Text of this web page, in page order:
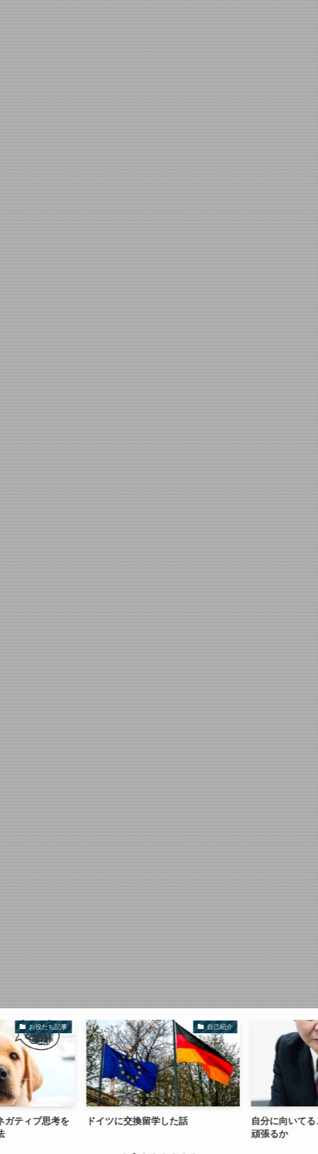
お役たち記事
ティブ思考を
自己紹介
ドイツに交換留学した話
自分に向いてる
頑張るか